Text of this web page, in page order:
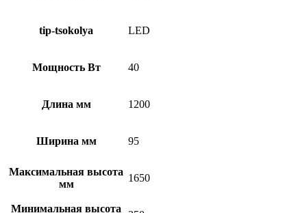
tip-tsokolya LED
Мощность Вт 40
Длина мм 1200
Ширина мм 95
Максимальная высота
мм
1650
Минимальная высота